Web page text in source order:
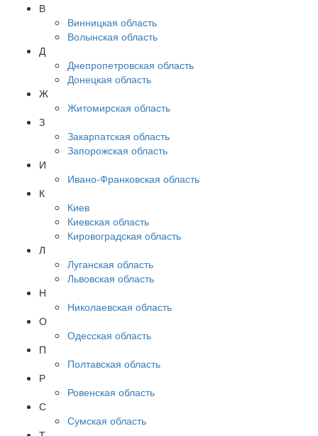
В
Винницкая область
Волынская область
Д
Днепропетровская область
Донецкая область
Ж
Житомирская область
З
Закарпатская область
Запорожская область
И
Ивано-Франковская область
К
Киев
Киевская область
Кировоградская область
Л
Луганская область
Львовская область
Н
Николаевская область
О
Одесская область
П
Полтавская область
Р
Ровенская область
С
Сумская область